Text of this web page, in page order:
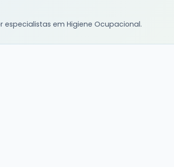
em Higiene Ocupacional.